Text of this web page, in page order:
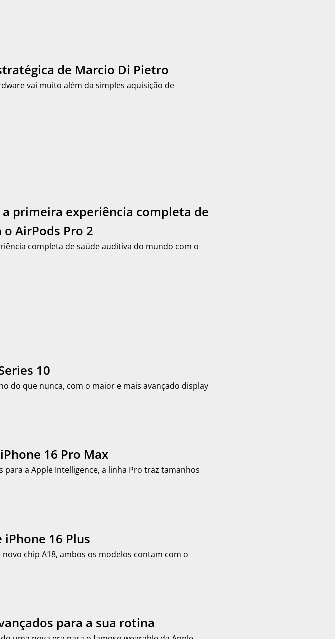
de Marcio Di Pietro
vai muito além da simples aquisição de
primeira experiência completa de
AirPods Pro 2
completa de saúde auditiva do mundo com o
10
do que nunca, com o maior e mais avançado display
16 Pro Max
para a Apple Intelligence, a linha Pro traz tamanhos
16 Plus
chip A18, ambos os modelos contam com o
para a sua rotina